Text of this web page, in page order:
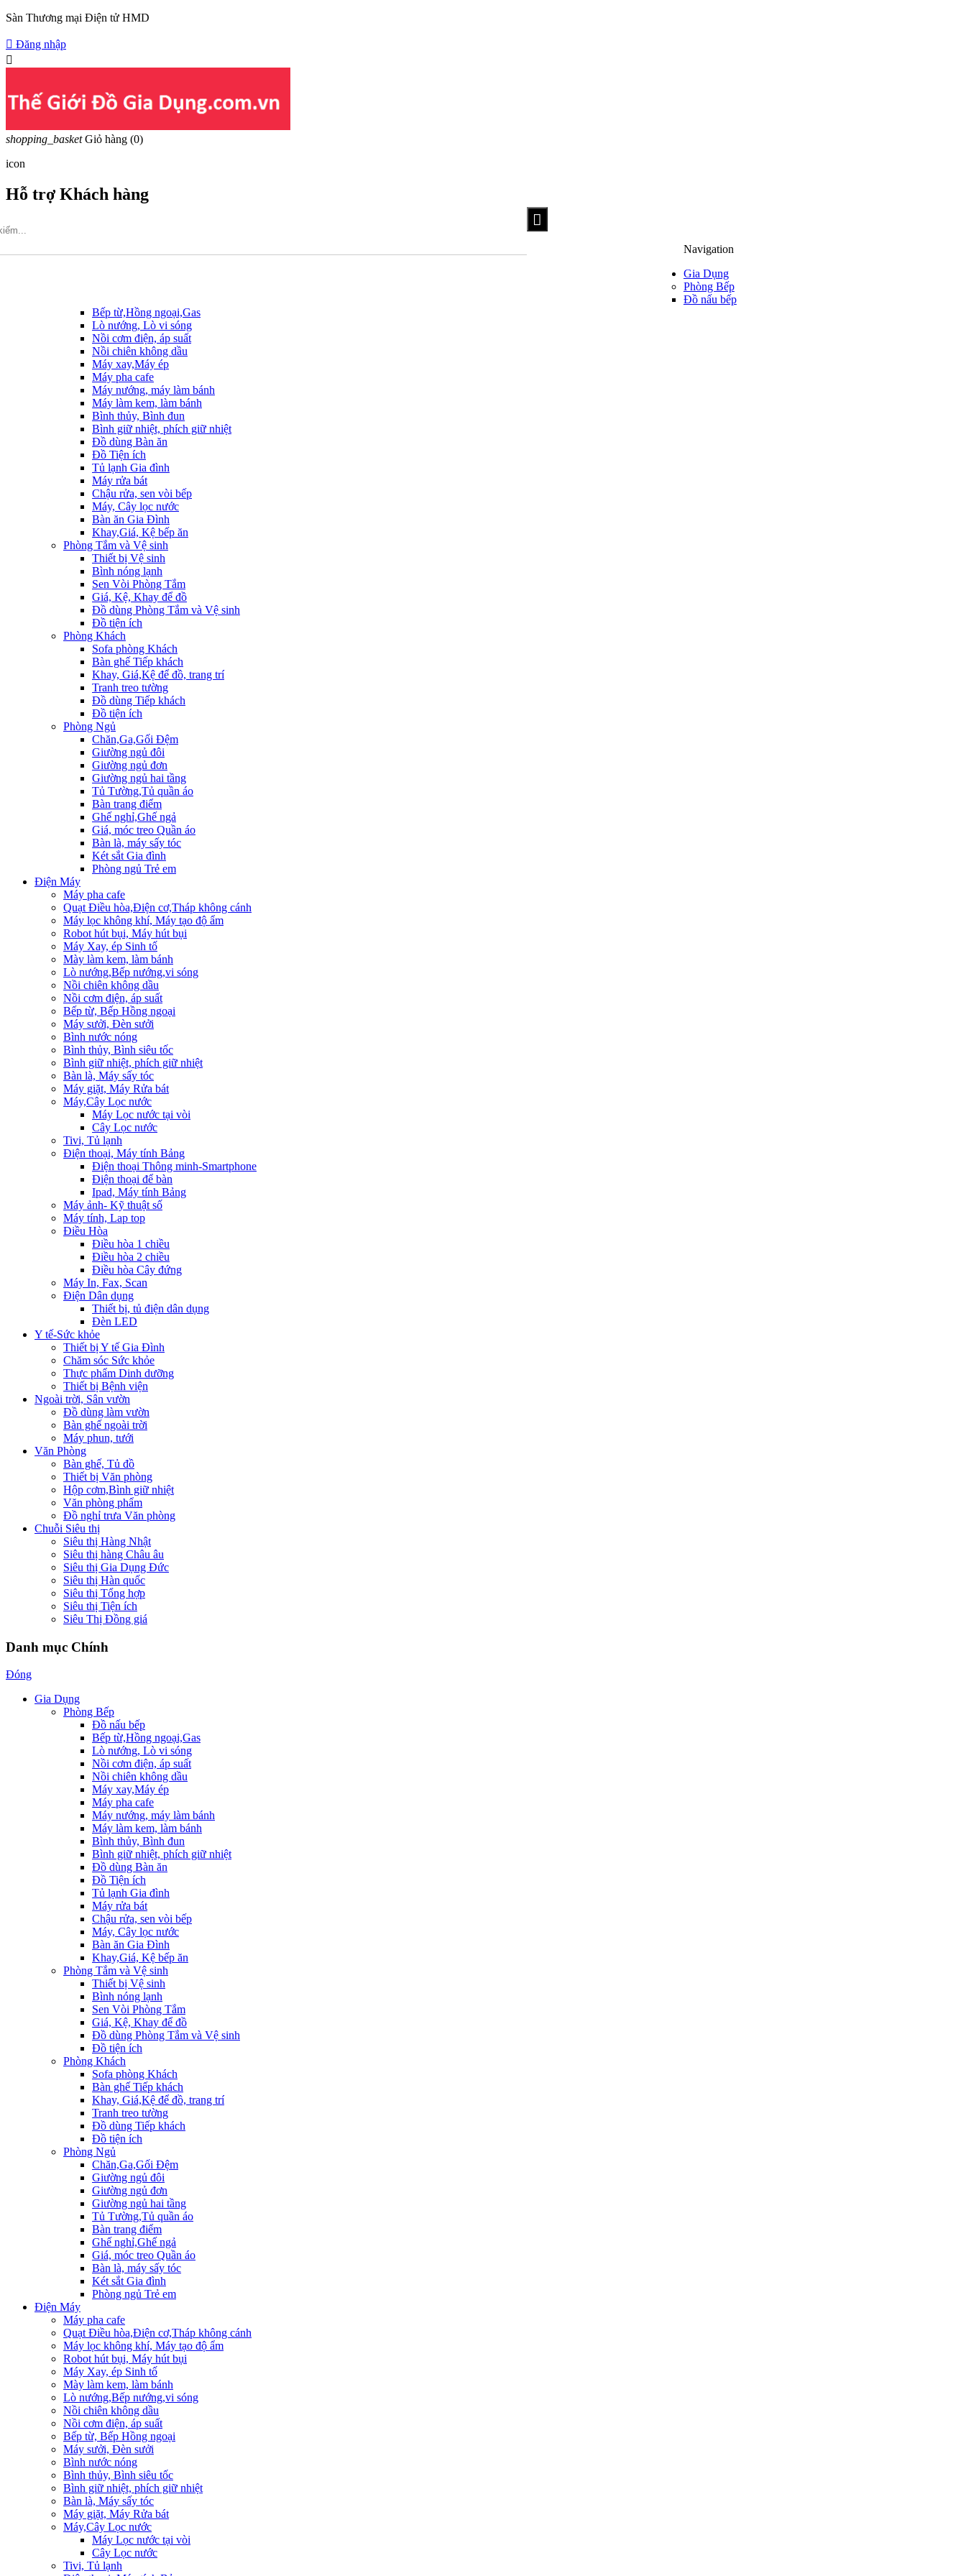
Sàn Thương mại Điện tử HMD
 Đăng nhập

shopping_basket Giỏ hàng (0)
icon
Hỗ trợ Khách hàng
Hotline: 09317.456.44
Navigation
Gia Dụng
Phòng Bếp
Đồ nấu bếp
Bếp từ,Hồng ngoại,Gas
Lò nướng, Lò vi sóng
Nồi cơm điện, áp suất
Nồi chiên không dầu
Máy xay,Máy ép
Máy pha cafe
Máy nướng, máy làm bánh
Máy làm kem, làm bánh
Bình thủy, Bình đun
Bình giữ nhiệt, phích giữ nhiệt
Đồ dùng Bàn ăn
Đồ Tiện ích
Tủ lạnh Gia đình
Máy rửa bát
Chậu rửa, sen vòi bếp
Máy, Cây lọc nước
Bàn ăn Gia Đình
Khay,Giá, Kệ bếp ăn
Phòng Tắm và Vệ sinh
Thiết bị Vệ sinh
Bình nóng lạnh
Sen Vòi Phòng Tắm
Giá, Kệ, Khay để đồ
Đồ dùng Phòng Tắm và Vệ sinh
Đồ tiện ích
Phòng Khách
Sofa phòng Khách
Bàn ghế Tiếp khách
Khay, Giá,Kệ để đồ, trang trí
Tranh treo tường
Đồ dùng Tiếp khách
Đồ tiện ích
Phòng Ngủ
Chăn,Ga,Gối Đệm
Giường ngủ đôi
Giường ngủ đơn
Giường ngủ hai tầng
Tủ Tường,Tủ quần áo
Bàn trang điểm
Ghế nghỉ,Ghế ngả
Giá, móc treo Quần áo
Bàn là, máy sấy tóc
Két sắt Gia đình
Phòng ngủ Trẻ em
Điện Máy
Máy pha cafe
Quạt Điều hòa,Điện cơ,Tháp không cánh
Máy lọc không khí, Máy tạo độ ẩm
Robot hút bụi, Máy hút bụi
Máy Xay, ép Sinh tố
Mày làm kem, làm bánh
Lò nướng,Bếp nướng,vi sóng
Nồi chiên không dầu
Nồi cơm điện, áp suất
Bếp từ, Bếp Hồng ngoại
Máy sưởi, Đèn sưởi
Bình nước nóng
Bình thủy, Bình siêu tốc
Bình giữ nhiệt, phích giữ nhiệt
Bàn là, Máy sấy tóc
Máy giặt, Máy Rửa bát
Máy,Cây Lọc nước
Máy Lọc nước tại vòi
Cây Lọc nước
Tivi, Tủ lạnh
Điện thoại, Máy tính Bảng
Điện thoại Thông minh-Smartphone
Điện thoại để bàn
Ipad, Máy tính Bảng
Máy ảnh- Kỹ thuật số
Máy tính, Lap top
Điều Hòa
Điều hòa 1 chiều
Điều hòa 2 chiều
Điều hòa Cây đứng
Máy In, Fax, Scan
Điện Dân dụng
Thiết bị, tủ điện dân dụng
Đèn LED
Y tế-Sức khỏe
Thiết bị Y tế Gia Đình
Chăm sóc Sức khỏe
Thực phẩm Dinh dưỡng
Thiết bị Bệnh viện
Ngoài trời, Sân vườn
Đồ dùng làm vườn
Bàn ghế ngoài trời
Máy phun, tưới
Văn Phòng
Bàn ghế, Tủ đồ
Thiết bị Văn phòng
Hộp cơm,Bình giữ nhiệt
Văn phòng phẩm
Đồ nghỉ trưa Văn phòng
Chuỗi Siêu thị
Siêu thị Hàng Nhật
Siêu thị hàng Châu âu
Siêu thị Gia Dụng Đức
Siêu thị Hàn quốc
Siêu thị Tổng hợp
Siêu thị Tiện ích
Siêu Thị Đồng giá
Danh mục Chính
Đóng
Gia Dụng
Phòng Bếp
Đồ nấu bếp
Bếp từ,Hồng ngoại,Gas
Lò nướng, Lò vi sóng
Nồi cơm điện, áp suất
Nồi chiên không dầu
Máy xay,Máy ép
Máy pha cafe
Máy nướng, máy làm bánh
Máy làm kem, làm bánh
Bình thủy, Bình đun
Bình giữ nhiệt, phích giữ nhiệt
Đồ dùng Bàn ăn
Đồ Tiện ích
Tủ lạnh Gia đình
Máy rửa bát
Chậu rửa, sen vòi bếp
Máy, Cây lọc nước
Bàn ăn Gia Đình
Khay,Giá, Kệ bếp ăn
Phòng Tắm và Vệ sinh
Thiết bị Vệ sinh
Bình nóng lạnh
Sen Vòi Phòng Tắm
Giá, Kệ, Khay để đồ
Đồ dùng Phòng Tắm và Vệ sinh
Đồ tiện ích
Phòng Khách
Sofa phòng Khách
Bàn ghế Tiếp khách
Khay, Giá,Kệ để đồ, trang trí
Tranh treo tường
Đồ dùng Tiếp khách
Đồ tiện ích
Phòng Ngủ
Chăn,Ga,Gối Đệm
Giường ngủ đôi
Giường ngủ đơn
Giường ngủ hai tầng
Tủ Tường,Tủ quần áo
Bàn trang điểm
Ghế nghỉ,Ghế ngả
Giá, móc treo Quần áo
Bàn là, máy sấy tóc
Két sắt Gia đình
Phòng ngủ Trẻ em
Điện Máy
Máy pha cafe
Quạt Điều hòa,Điện cơ,Tháp không cánh
Máy lọc không khí, Máy tạo độ ẩm
Robot hút bụi, Máy hút bụi
Máy Xay, ép Sinh tố
Mày làm kem, làm bánh
Lò nướng,Bếp nướng,vi sóng
Nồi chiên không dầu
Nồi cơm điện, áp suất
Bếp từ, Bếp Hồng ngoại
Máy sưởi, Đèn sưởi
Bình nước nóng
Bình thủy, Bình siêu tốc
Bình giữ nhiệt, phích giữ nhiệt
Bàn là, Máy sấy tóc
Máy giặt, Máy Rửa bát
Máy,Cây Lọc nước
Máy Lọc nước tại vòi
Cây Lọc nước
Tivi, Tủ lạnh